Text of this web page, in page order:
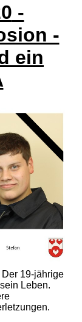
-
-
ein
19-jährige
Leben.